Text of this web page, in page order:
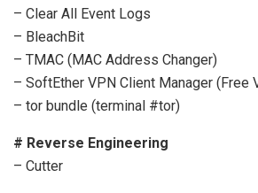
– Clear All Event Logs
– BleachBit
– TMAC (MAC Address Changer)
– SoftEther VPN Client Manager (Free
– tor bundle (terminal #tor)
# Reverse Engineering
– Cutter